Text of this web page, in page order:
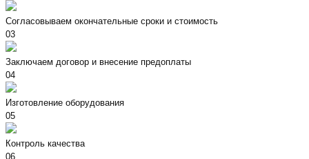
Согласовываем окончательные сроки и стоимость
03
Заключаем договор и внесение предоплаты
04
Изготовление оборудования
05
Контроль качества
06